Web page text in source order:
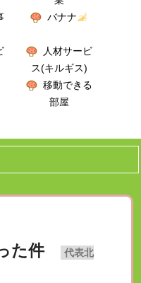
バナナ
人材サービ
ス(キルギス)
移動できる
部屋
た件 代表北